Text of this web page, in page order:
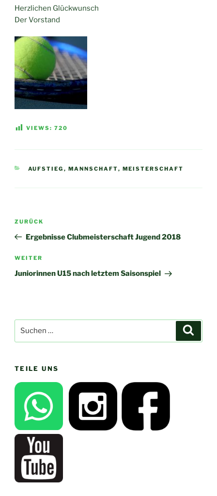
Herzlichen Glückwunsch
Der Vorstand
VIEWS: 720
KATEGORIEN
AUFSTIEG , MANNSCHAFT, MEISTERSCHAFT
Beitragsnavigation
Vorheriger
Beitrag
ZURÜCK
Ergebnisse Clubmeisterschaft Jugend 2018
Nächster
Beitrag
WEITER
Juniorinnen U15 nach letztem Saisonspiel
nach:
TEILE UNS